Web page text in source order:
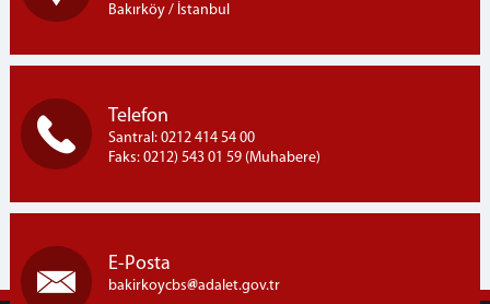
Disiplin İşlemleri Bürosu
Bilgi İşlem Müdürlüğü
VPN Kullanma Talimatı
Imzager Programı
Kurumsal E-Posta
Arıza Takip Sistemi
Arıza Takip Sistemi
Bakırköy / İstanbul
Telefon
Santral: 0212 414 54 00
Faks: 0212) 543 01 59 (Muhabere)
E-Posta
bakirkoycbs adalet.gov.tr